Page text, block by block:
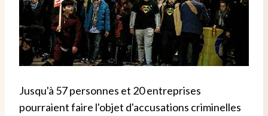
Jusqu'à 57 personnes et 20 entreprises
pourraient faire l'objet d'accusations criminelles